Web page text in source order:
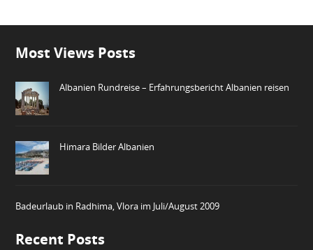
Most Views Posts
Albanien Rundreise – Erfahrungsbericht Albanien reisen
Himara Bilder Albanien
Badeurlaub in Radhima, Vlora im Juli/August 2009
Recent Posts